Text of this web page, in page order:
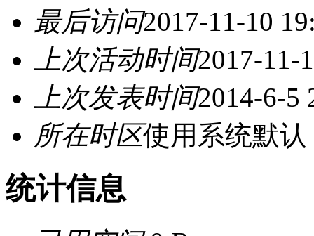
最后访问2017-11-10
上次活动时间2017-11-
上次发表时间2014-6-5
所在时区使用系统默认
统计信息